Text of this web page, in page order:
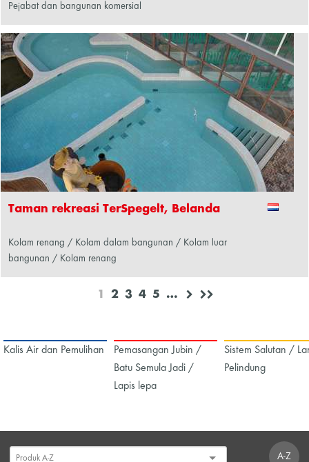
Pejabat dan bangunan komersial
Taman rekreasi TerSpegelt, Belanda
Kolam renang / Kolam dalam bangunan / Kolam luar
bangunan / Kolam renang
1 2 3 4 5 …
Kalis Air dan Pemulihan
Pemasangan Jubin /
Batu Semula Jadi /
Lapis lepa
Sistem Salutan /
Pelindung
A-Z